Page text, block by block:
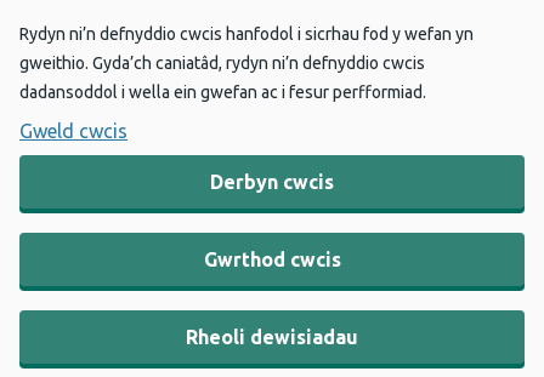
Rydyn ni’n defnyddio cwcis hanfodol i sicrhau fod y wefan yn
gweithio. Gyda’ch caniatâd, rydyn ni’n defnyddio cwcis
dadansoddol i wella ein gwefan ac i fesur perfformiad.
Gweld cwcis
Derbyn cwcis
Gwrthod cwcis
Rheoli dewisiadau